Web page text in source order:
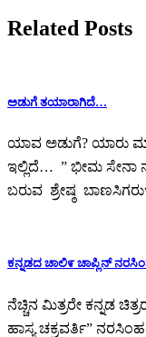
Related Posts
ಅಡುಗೆ ತಯಾರಾಗಿದೆ…
ಯಾವ ಅಡುಗೆ? ಯಾರು
ಇಲ್ಲಿದೆ… ” ಭೀಮ ಸೇನಾ
ಬರುವ ಶ್ರೇಷ್ಠ
ಕನ್ನಡದ ಚಾಲಿ೯ ಚಾಪ್ಲಿನ್
ನೆಚ್ಚಿನ ಮಿತ್ರರೇ ಕನ್ನಡ
ಹಾಸ್ಯ ಚಕ್ರವರ್ತಿ”